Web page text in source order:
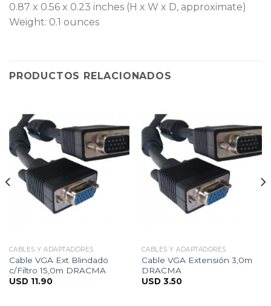
0.87 x 0.56 x 0.23 inches (H x W x D, approximate)
Weight: 0.1 ounces
PRODUCTOS RELACIONADOS
CABLES Y ADAPTADORES
Cable VGA Ext Blindado
c/Filtro 15,0m DRACMA
USD 11.90
CABLES Y ADAPTADORES
Cable VGA Extensión 3,0m
DRACMA
USD 3.50